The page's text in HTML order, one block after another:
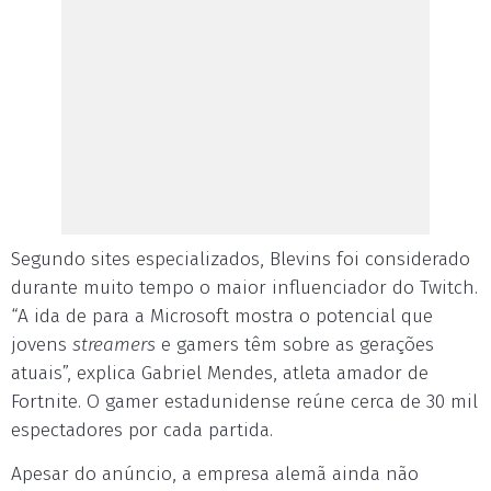
Segundo sites especializados, Blevins foi considerado
durante muito tempo o maior influenciador do Twitch.
“A ida de para a Microsoft mostra o potencial que
jovens streamers e gamers têm sobre as gerações
atuais”, explica Gabriel Mendes, atleta amador de
Fortnite. O gamer estadunidense reúne cerca de 30 mil
espectadores por cada partida.
Apesar do anúncio, a empresa alemã ainda não